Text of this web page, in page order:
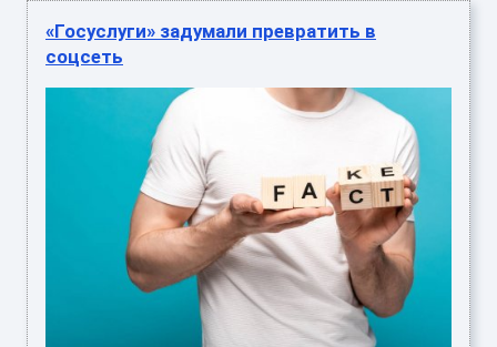
«Госуслуги» задумали превратить в
соцсеть